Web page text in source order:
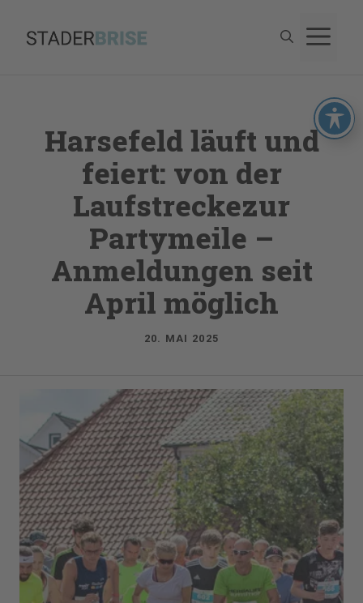
Inhalt
Harsefeld läuft und
feiert: von der
Laufstreckezur
Partymeile –
Anmeldungen seit
April möglich
20. MAI 2025